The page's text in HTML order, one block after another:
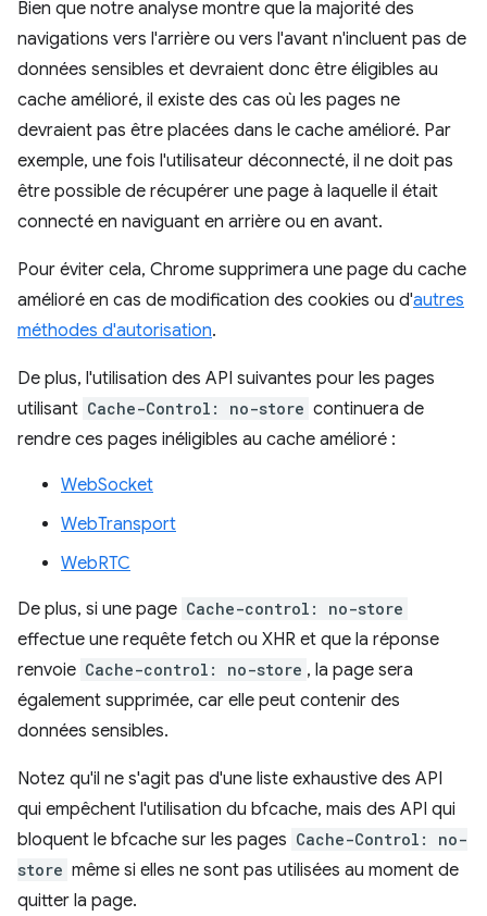
Bien que notre analyse montre que la majorité des
navigations vers l'arrière ou vers l'avant n'incluent pas de
données sensibles et devraient donc être éligibles au
cache amélioré, il existe des cas où les pages ne
devraient pas être placées dans le cache amélioré. Par
exemple, une fois l'utilisateur déconnecté, il ne doit pas
être possible de récupérer une page à laquelle il était
connecté en naviguant en arrière ou en avant.
Pour éviter cela, Chrome supprimera une page du cache
amélioré en cas de modification des cookies ou d'autres
méthodes d'autorisation.
De plus, l'utilisation des API suivantes pour les pages
utilisant Cache-Control: no-store continuera de
rendre ces pages inéligibles au cache amélioré :
WebSocket
WebTransport
WebRTC
De plus, si une page Cache-control: no-store
effectue une requête fetch ou XHR et que la réponse
renvoie Cache-control: no-store , la page sera
également supprimée, car elle peut contenir des
données sensibles.
Notez qu'il ne s'agit pas d'une liste exhaustive des API
qui empêchent l'utilisation du bfcache, mais des API qui
bloquent le bfcache sur les pages Cache-Control: no-
store même si elles ne sont pas utilisées au moment de
quitter la page.